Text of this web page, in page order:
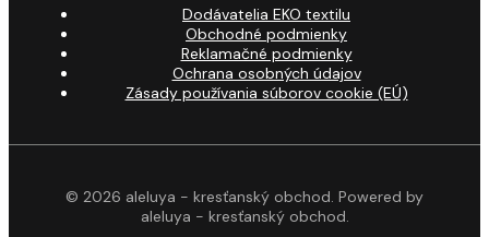
Dodávatelia EKO textilu
Obchodné podmienky
Reklamačné podmienky
Ochrana osobných údajov
Zásady používania súborov cookie (EÚ)
© 2026 aleluya - kresťanský obchod. Powered by
aleluya - kresťanský obchod.